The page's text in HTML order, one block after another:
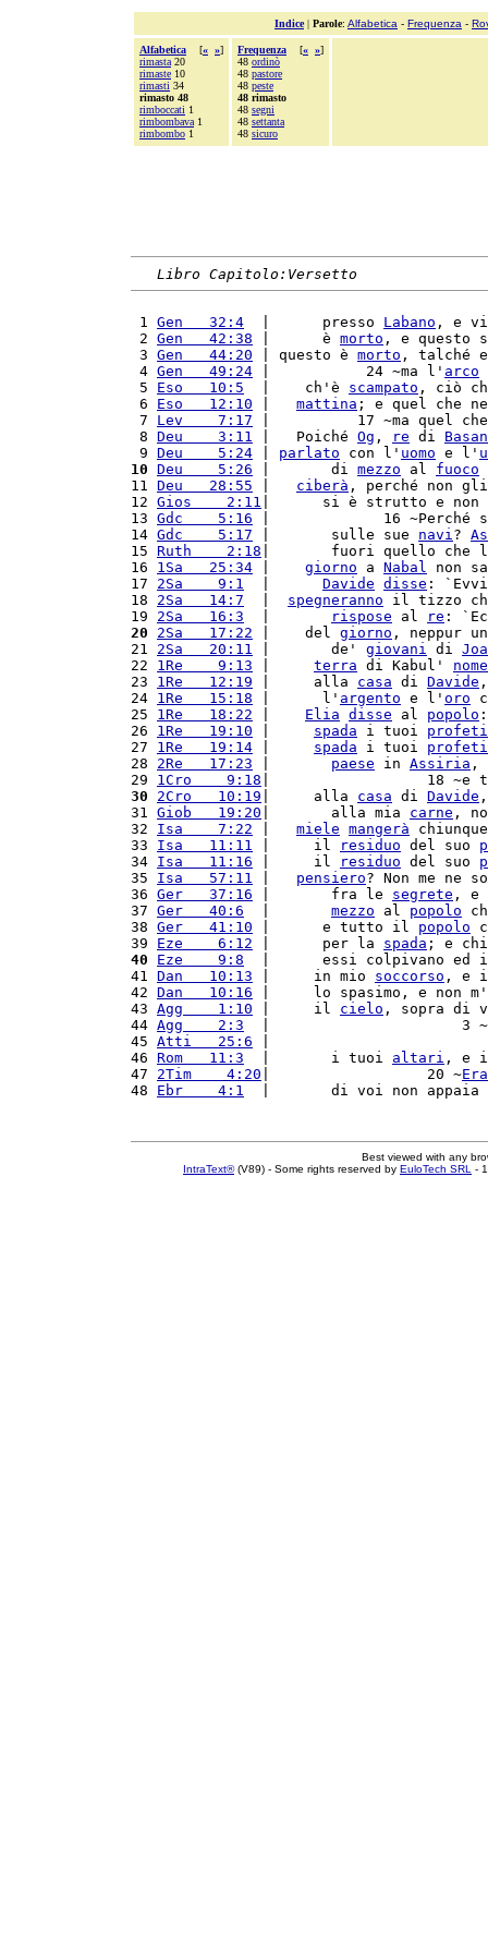
Indice| Parole: Alfabetica - Frequenza -
Alfabetica [« »]
rimasta 20
rimaste 10
rimasti 34
rimasto 48
rimboccati 1
rimbombava 1
rimbombo 1
Frequenza [« »]
48 ordinò
48 pastore
48 peste
48 rimasto
48 segni
48 settanta
48 sicuro
Libro Capitolo:Versetto
1 Gen   32:4
  |      presso
Labano , e
2 Gen   42:38 |      è morto , e questo
3 Gen   44:20 | questo è morto , talché
4 Gen   49:24 |           24 ~ma l' arco
5 Eso   10:5
  |    ch'è
scampato , ciò
6 Eso   12:10 mattina ; e quel che
7 Lev    7:17 |          17 ~ma quel
8 Deu    3:11 |   Poiché Og , re di Basan
9 Deu    5:24 parlato con l' uomo e l'
10 Deu    5:26 |       di mezzo al fuoco
11 Deu   28:55 ciberà , perché non
12 Gios    2:11 |      si è strutto e non
13 Gdc    5:16 |             16 ~Perché
14 Gdc    5:17 |       sulle sue navi?
15 Ruth    2:18 |       fuori quello che
16 1Sa   25:34 giorno a Nabal non
17 2Sa    9:1 Davide disse :
18 2Sa   14:7 spegneranno il tizzo
19 2Sa   16:3 rispose al re :
20
2Sa   17:22 |    del giorno , neppur
21 2Sa   20:11 |       de' giovani di
22 1Re    9:13 terra di Kabul' nome
23 1Re   12:19 |     alla casa di Davide
24 1Re   15:18 |      l' argento e l' oro
25 1Re   18:22 Elia disse al popolo
26 1Re   19:10 spada i tuoi profeti
27 1Re   19:14 spada i tuoi profeti
28 2Re   17:23 paese in Assiria ,
29 1Cro    9:18 |                  18 ~e
30
2Cro   10:19 |     alla casa di Davide
31 Giob   19:20 |       alla mia carne ,
32 Isa    7:22 miele mangerà
33 Isa   11:11 |     il residuo del suo
34 Isa   11:16 |     il residuo del suo
35 Isa   57:11 pensiero? Non me ne
36 Ger   37:16 |       fra le segrete ,
37 Ger   40:6 mezzo al popolo
38 Ger   41:10 |      e tutto il popolo
39 Eze    6:12 |      per la spada ; e
40
Eze    9:8
|      essi colpivano ed
41 Dan   10:13 |     in mio soccorso , e
42 Dan   10:16 |     lo spasimo, e non
43 Agg    1:10 |     il cielo , sopra di
44 Agg    2:3
|                      3
45 Atti   25:6
46 Rom   11:3
  |       i tuoi
altari , e
47 2Tim    4:20 |                  20 ~
48 Ebr    4:1
|       di voi non
Best viewed with any
IntraText®(V89) - Some rights reserved by EuloTech SRL -